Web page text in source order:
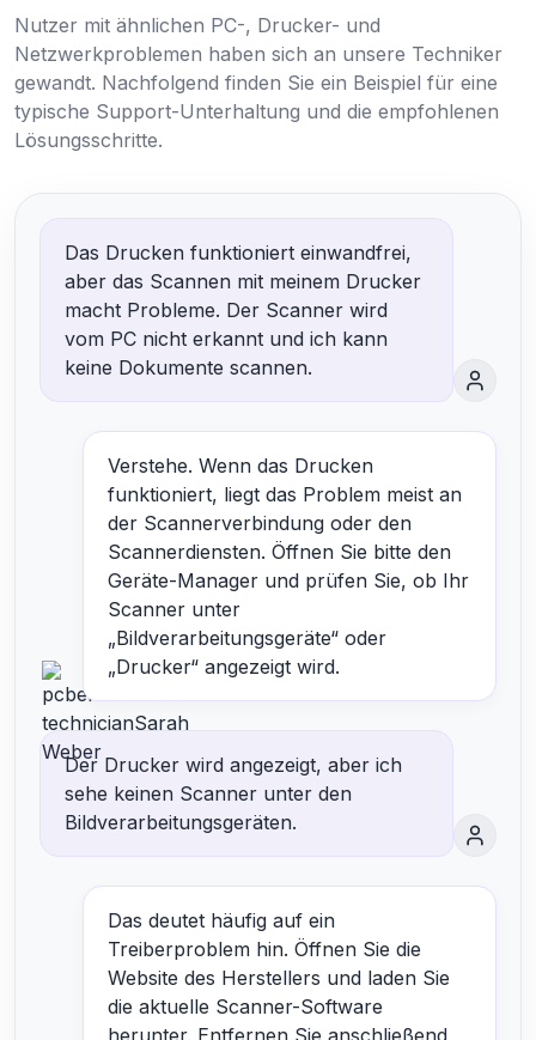
Nutzer mit ähnlichen PC-, Drucker- und
Netzwerkproblemen haben sich an unsere Techniker
gewandt. Nachfolgend finden Sie ein Beispiel für eine
typische Support-Unterhaltung und die empfohlenen
Lösungsschritte.
Das Drucken funktioniert einwandfrei,
aber das Scannen mit meinem Drucker
macht Probleme. Der Scanner wird
vom PC nicht erkannt und ich kann
keine Dokumente scannen.
Verstehe. Wenn das Drucken
funktioniert, liegt das Problem meist an
der Scannerverbindung oder den
Scannerdiensten. Öffnen Sie bitte den
Geräte-Manager und prüfen Sie, ob Ihr
Scanner unter
„Bildverarbeitungsgeräte“ oder
„Drucker“ angezeigt wird.
Der Drucker wird angezeigt, aber ich
sehe keinen Scanner unter den
Bildverarbeitungsgeräten.
Das deutet häufig auf ein
Treiberproblem hin. Öffnen Sie die
Website des Herstellers und laden Sie
die aktuelle Scanner-Software
herunter. Entfernen Sie anschließend